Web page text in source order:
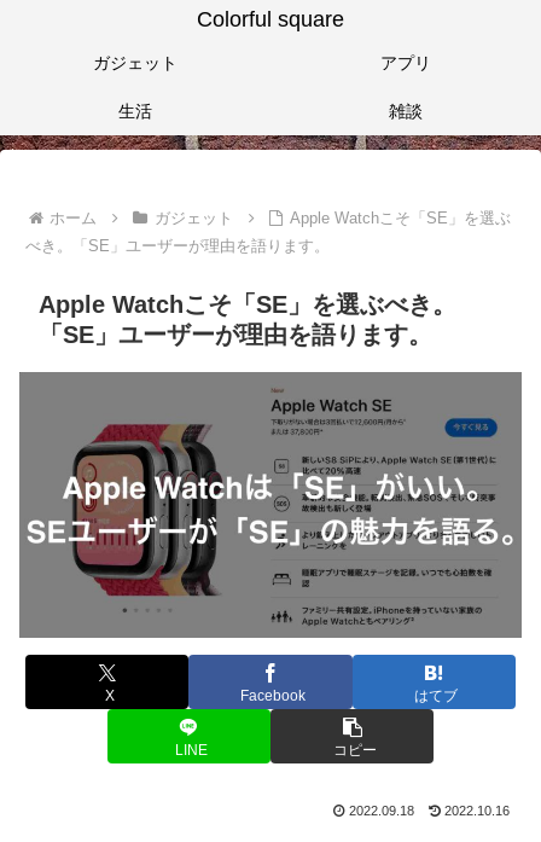
Colorful square
ガジェット アプリ
生活 雑談
ホーム ガジェット
Apple Watchこそ「SE」を選ぶ
べき。「SE」ユーザーが理由を語ります。
Apple Watchこそ「SE」を選ぶべき。
「SE」ユーザーが理由を語ります。
X Facebook はてブ
LINE コピー
2022.09.18 2022.10.16